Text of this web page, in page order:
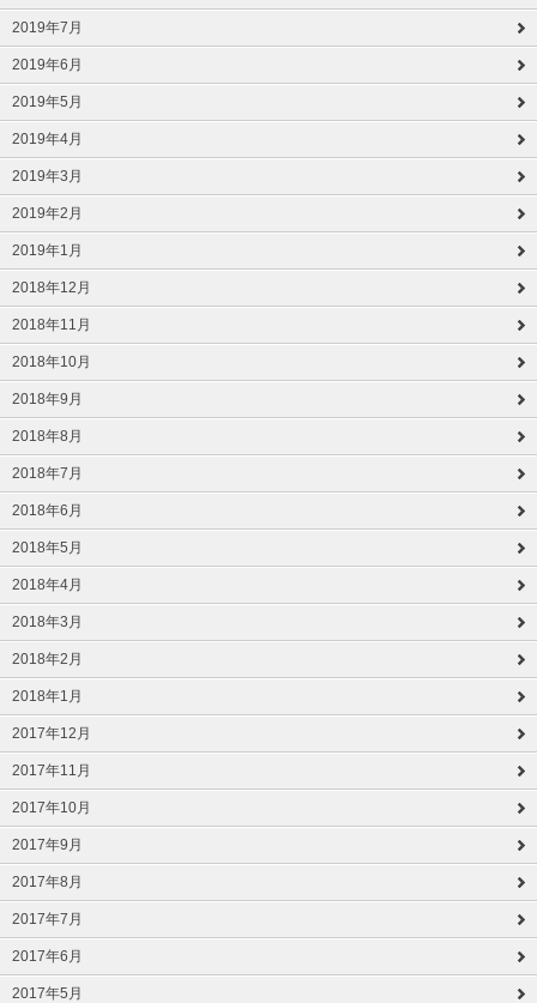
2019年7月
2019年6月
2019年5月
2019年4月
2019年3月
2019年2月
2019年1月
2018年12月
2018年11月
2018年10月
2018年9月
2018年8月
2018年7月
2018年6月
2018年5月
2018年4月
2018年3月
2018年2月
2018年1月
2017年12月
2017年11月
2017年10月
2017年9月
2017年8月
2017年7月
2017年6月
2017年5月